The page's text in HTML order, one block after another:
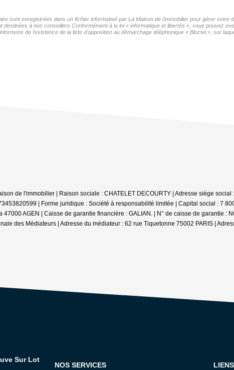
sont enregistrées dans un fichier informatisé par La Maison de l'immobilier pour gérer
destinées à nos conseillers Conformément à la loi « informatique et libertés », vous pouvez
de l'existence de la liste d'opposition au démarchage téléphonique « Bloctel », sur
de l'immobilier | Raison sociale : CHATELET DECOURTY | Adresse siège
| Forme juridique : Société à responsabilité limitée | Capital social : 7
47000 AGEN | Caisse de garantie financière : GALIAN. | N° de caisse de garantie
des Médiateurs | Adresse du médiateur : 62 rue Tiquetonne 75002 PARIS |
Sur Lot
NOS SERVICES